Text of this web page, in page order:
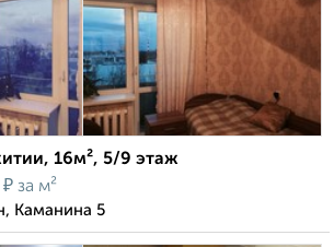
16м², 5/9 этаж
₽ за м²
Каманина 5